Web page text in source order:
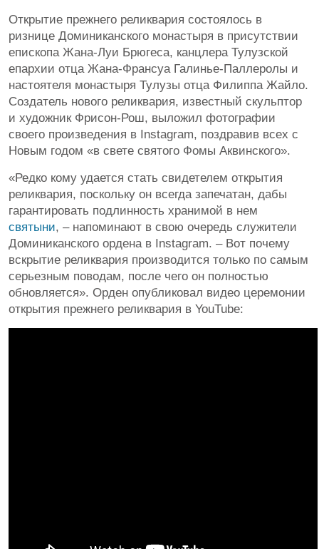
Открытие прежнего реликвария состоялось в
ризнице Доминиканского монастыря в присутствии
епископа Жана-Луи Брюгеса, канцлера Тулузской
епархии отца Жана-Франсуа Галинье-Паллеролы и
настоятеля монастыря Тулузы отца Филиппа Жайло.
Создатель нового реликвария, известный скульптор
и художник Фрисон-Рош, выложил фотографии
своего произведения в Instagram, поздравив всех с
Новым годом «в свете святого Фомы Аквинского».
«Редко кому удается стать свидетелем открытия
реликвария, поскольку он всегда запечатан, дабы
гарантировать подлинность хранимой в нем
святыни, – напоминают в свою очередь служители
Доминиканского ордена в Instagram. – Вот почему
вскрытие реликвария производится только по самым
серьезным поводам, после чего он полностью
обновляется». Орден опубликовал видео церемонии
открытия прежнего реликвария в YouTube: